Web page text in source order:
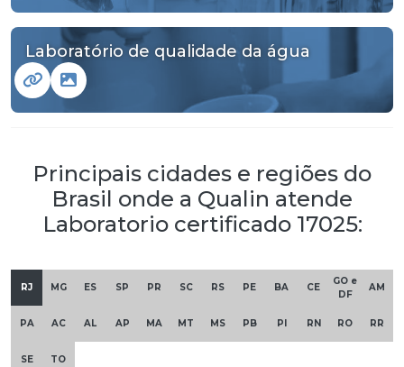
Laboratório de qualidade da água
Principais cidades e regiões do
Brasil onde a Qualin atende
Laboratorio certificado 17025:
RJ MG ES SP PR SC RS PE BA CE
GO e
DF
AM
PA AC AL AP MA MT MS PB PI RN RO RR
SE TO